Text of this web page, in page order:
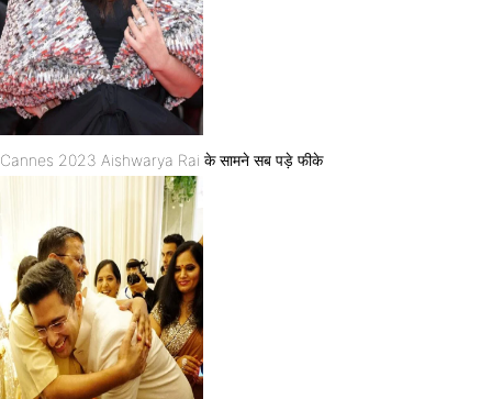
Cannes 2023 Aishwarya Rai के सामने सब पड़े फीके